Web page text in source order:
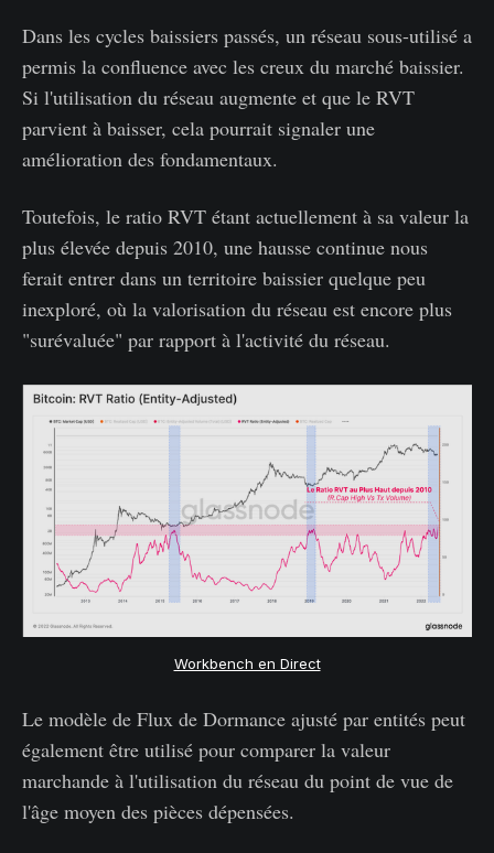
Dans les cycles baissiers passés, un réseau sous-utilisé a
permis la confluence avec les creux du marché baissier.
Si l'utilisation du réseau augmente et que le RVT
parvient à baisser, cela pourrait signaler une
amélioration des fondamentaux.
Toutefois, le ratio RVT étant actuellement à sa valeur la
plus élevée depuis 2010, une hausse continue nous
ferait entrer dans un territoire baissier quelque peu
inexploré, où la valorisation du réseau est encore plus
"surévaluée" par rapport à l'activité du réseau.
Workbench en Direct
Le modèle de Flux de Dormance ajusté par entités peut
également être utilisé pour comparer la valeur
marchande à l'utilisation du réseau du point de vue de
l'âge moyen des pièces dépensées.